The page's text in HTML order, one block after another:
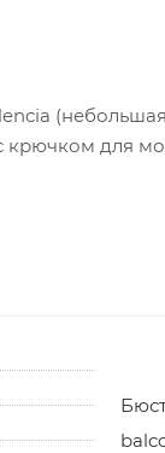
для